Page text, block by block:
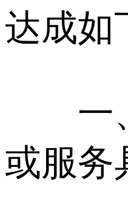
达成如
一、
或服务